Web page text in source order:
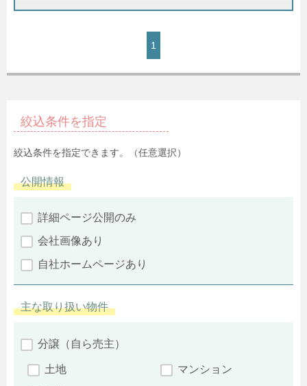
1
絞込条件を指定
絞込条件を指定できます。（任意選択）
公開情報
詳細ページ公開のみ
会社画像あり
自社ホームページあり
主な取り扱い物件
分譲（自ら売主）
土地
マンション